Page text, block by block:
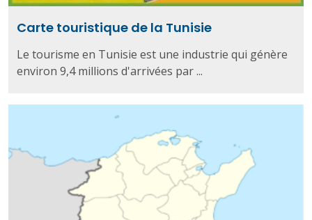
Carte touristique de la Tunisie
Le tourisme en Tunisie est une industrie qui génère
environ 9,4 millions d'arrivées par ...